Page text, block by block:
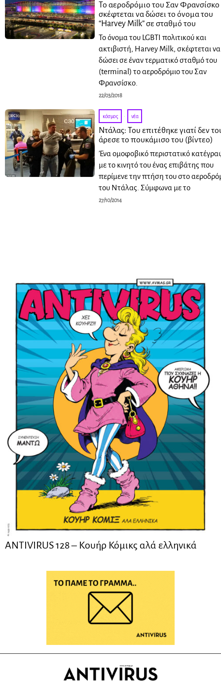
Το αεροδρόμιο του Σαν Φρανσίσκο
σκέφτεται να δώσει το όνομα του
“Harvey Milk” σε σταθμό του
Το όνομα του LGBTI πολιτικού και
ακτιβιστή, Harvey Milk, σκέφτεται να
δώσει σε έναν τερματικό σταθμό του
(terminal) το αεροδρόμιο του Σαν
Φρανσίσκο.
22/03/2018
κόσμος · νέα
Ντάλας: Του επιτέθηκε γιατί δεν
άρεσε το πουκάμισο του (βίντεο)
Ένα ομοφοβικό περιστατικό
με το κινητό του ένας επιβάτης που
περίμενε την πτήση του στο
του Ντάλας. Σύμφωνα με το
27/10/2014
ANTIVIRUS 128 – Kουήρ Κόμικς αλά ελληνικά